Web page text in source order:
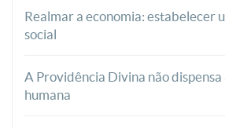
Realmar a economia: estabelecer
social
A Providência Divina não
humana